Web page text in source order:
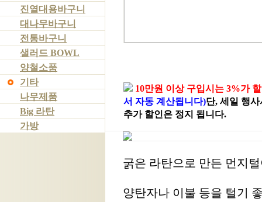
진열대용바구니
대나무바구니
전통바구니
샐러드 BOWL
양철소품
기타
나무제품
Big 라탄
가방
10만원 이상 구입시는 3%가
서 자동 계산됩니다)단, 세일 행
추가 할인은 정지 됩니다.
굵은 라탄으로 만든 먼지
양탄자나 이불 등을 털기